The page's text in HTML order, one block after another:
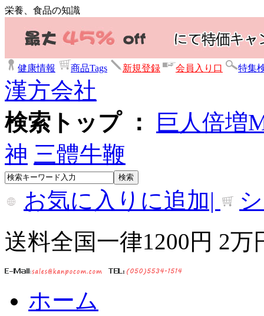
栄養、食品の知識
健康情報 商品Tags 新規登録 会員入り口 特集
漢方会社
検索トップ ：
巨人倍増
神 三體牛鞭
お気に入りに追加|
送料全国一律1200円 2
ホーム